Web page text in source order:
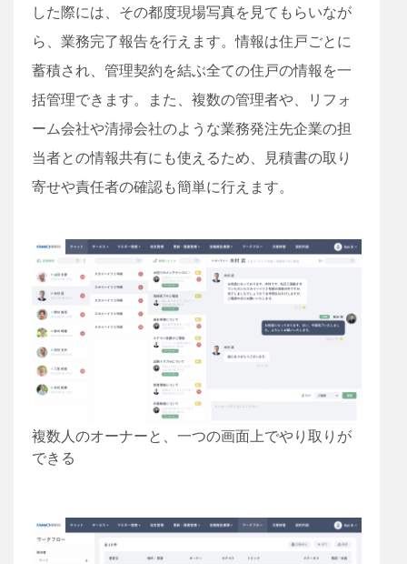
した際には、その都度現場写真を見てもらいなが
ら、業務完了報告を行えます。情報は住戸ごとに
蓄積され、管理契約を結ぶ全ての住戸の情報を一
括管理できます。また、複数の管理者や、リフォ
ーム会社や清掃会社のような業務発注先企業の担
当者との情報共有にも使えるため、見積書の取り
寄せや責任者の確認も簡単に行えます。
複数人のオーナーと、一つの画面上でやり取りが
できる